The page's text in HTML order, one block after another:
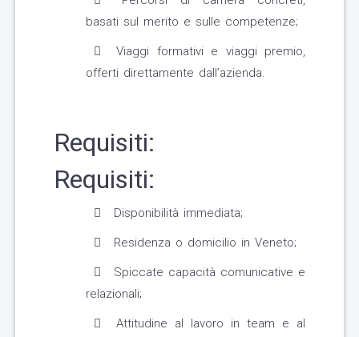
basati sul merito e sulle competenze;
Viaggi formativi e viaggi premio,
offerti direttamente dall’azienda.
Requisiti:
Requisiti:
Disponibilità immediata;
Residenza o domicilio in Veneto;
Spiccate capacità comunicative e
relazionali;
Attitudine al lavoro in team e al